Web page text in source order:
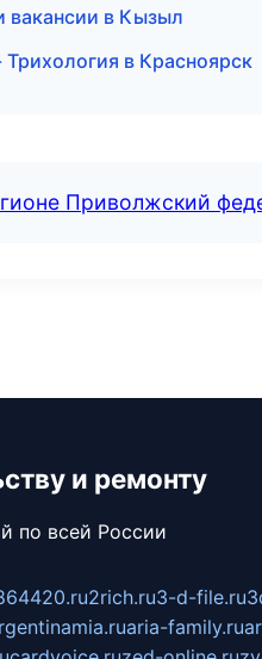
вакансии в Кызыл
в Красноярск
Приволжский
и ремонту
по всей России
2rich.ru3-d-file.ru
aria-family.ru